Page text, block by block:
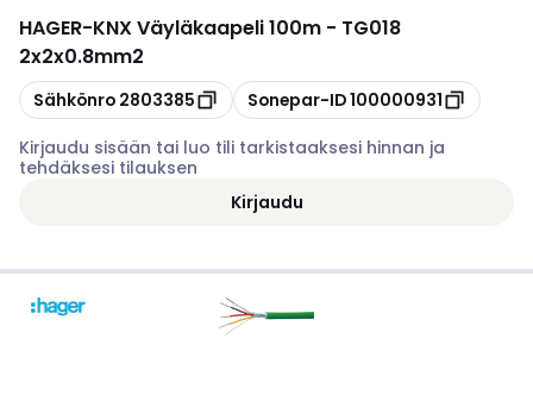
HAGER-KNX Väyläkaapeli 100m - TG018
2x2x0.8mm2
Kopioi
Sähkönro 2803385 Kopioi
Sonepar-ID100000931
Kirjaudu sisään tai luo tili tarkistaaksesi hinnan ja
tehdäksesi tilauksen
Kirjaudu